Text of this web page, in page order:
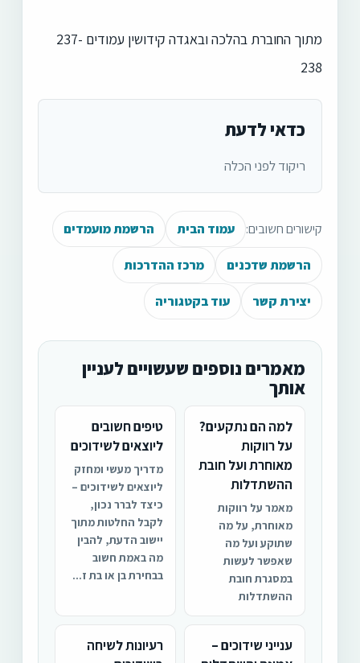
מתוך החוברת בהלכה ובאגדה קידושין עמודים 237-
238
כדאי לדעת
ריקוד לפני הכלה
קישורים חשובים: עמוד הבית הרשמת מועמדים
הרשמת שדכנים מרכז ההדרכות
יצירת קשר עוד בקטגוריה
מאמרים נוספים שעשויים לעניין
אותך
למה הם נתקעים?
על רווקות
מאוחרת ועל חובת
ההשתדלות
מאמר על רווקות
מאוחרת, על מה
שתוקע ועל מה
שאפשר לעשות
במסגרת חובת
ההשתדלות
טיפים חשובים
ליוצאים לשידוכים
מדריך מעשי ומחזק
ליוצאים לשידוכים –
כיצד לברר נכון,
לקבל החלטות מתוך
יישוב הדעת, להבין
מה באמת חשוב
בבחירת בן או בת ז...
ענייני שידוכים –
רעיונות לשיחה